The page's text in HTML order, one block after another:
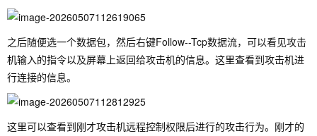
之后随便选一个数据包，然后右键Follow--Tcp数据流，可以看见攻击
机输入的指令以及屏幕上返回给攻击机的信息。这里查看到攻击机进
行连接的信息。
这里可以查看到刚才攻击机远程控制权限后进行的攻击行为。刚才的